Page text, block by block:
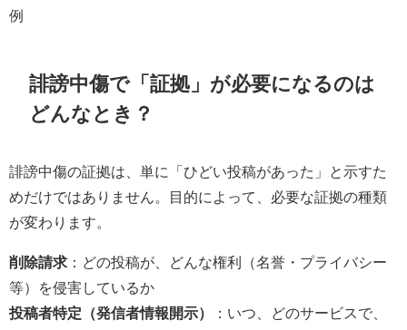
例
誹謗中傷で「証拠」が必要になるのは
どんなとき？
誹謗中傷の証拠は、単に「ひどい投稿があった」と示すた
めだけではありません。目的によって、必要な証拠の種類
が変わります。
削除請求 ：どの投稿が、どんな権利（名誉・プライバシー
等）を侵害しているか
投稿者特定（発信者情報開示）
：いつ、どのサービスで、